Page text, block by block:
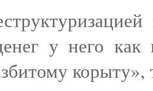
у него
корыту»,